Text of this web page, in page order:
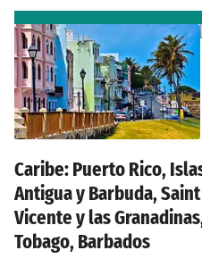
Caribe: Puerto Rico,
Antigua y Barbuda,
Vicente y las
Tobago, Barbados